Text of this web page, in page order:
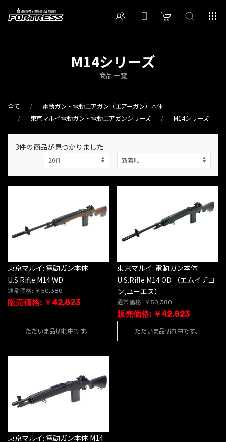
M14シリーズ
商品一覧
全て
電動ガン・電動エアガン（エアーガン）本体
東京マルイ電動ガン・電動エアガンシリーズ
M14シリーズ
3件の商品が見つかりました
東京マルイ: 電動ガン本体
U.S.Rifle M14 WD
通常価格: ￥50,380
販売価格: ￥42,823
ただいま品切れ中です。
東京マルイ: 電動ガン本体
U.S.Rifle M14 OD （エムイチヨ
ン,ユーエス）
通常価格: ￥50,380
販売価格: ￥42,823
ただいま品切れ中です。
東京マルイ: 電動ガン本体 M14